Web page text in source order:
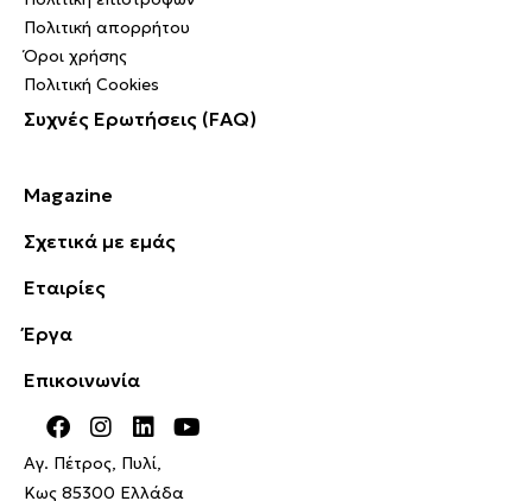
Πολιτική απορρήτου
Όροι χρήσης
Πολιτική Cookies
Συχνές Ερωτήσεις (FAQ)
Magazine
Σχετικά με εμάς
Εταιρίες
Έργα
Επικοινωνία
Αγ. Πέτρος, Πυλί,
Κως 85300 Ελλάδα